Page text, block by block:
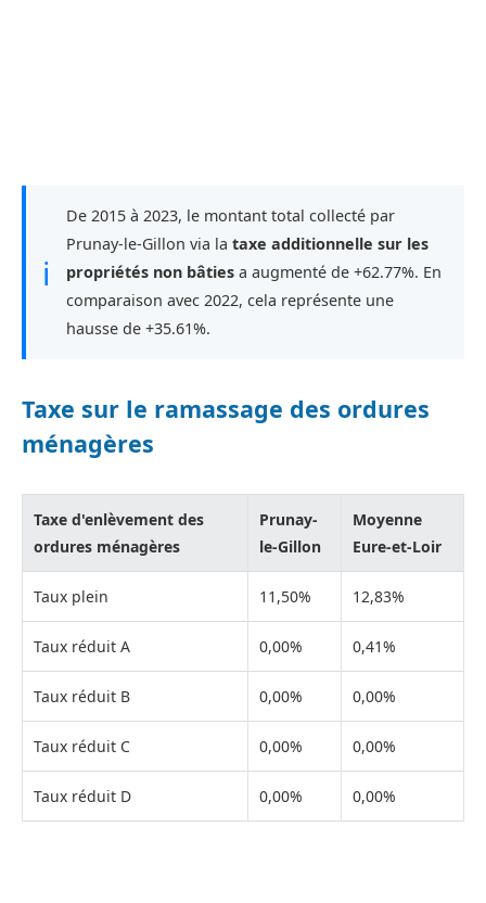
ℹ
De 2015 à 2023, le montant total collecté par
Prunay-le-Gillon via la taxe additionnelle sur les
propriétés non bâties a augmenté de +62.77%. En
comparaison avec 2022, cela représente une
hausse de +35.61%.
Taxe sur le ramassage des ordures
ménagères
Taxe d'enlèvement des
ordures ménagères
Prunay-
le-Gillon
Moyenne
Eure-et-Loir
Taux plein 11,50% 12,83%
Taux réduit A 0,00% 0,41%
Taux réduit B 0,00% 0,00%
Taux réduit C 0,00% 0,00%
Taux réduit D 0,00% 0,00%